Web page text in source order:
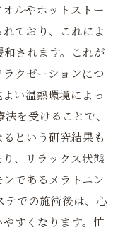
ルやホットストー
ており、これによ
されます。これが
クゼーションにつ
い温熱環境によっ
を受けることで、
という研究結果も
、リラックス状態
であるメラトニン
テでの施術後は、心
すくなります。忙